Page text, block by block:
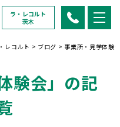
ラ・レコルト
茨木
レコルト > ブログ > 事業所・見学体験
験会」の記